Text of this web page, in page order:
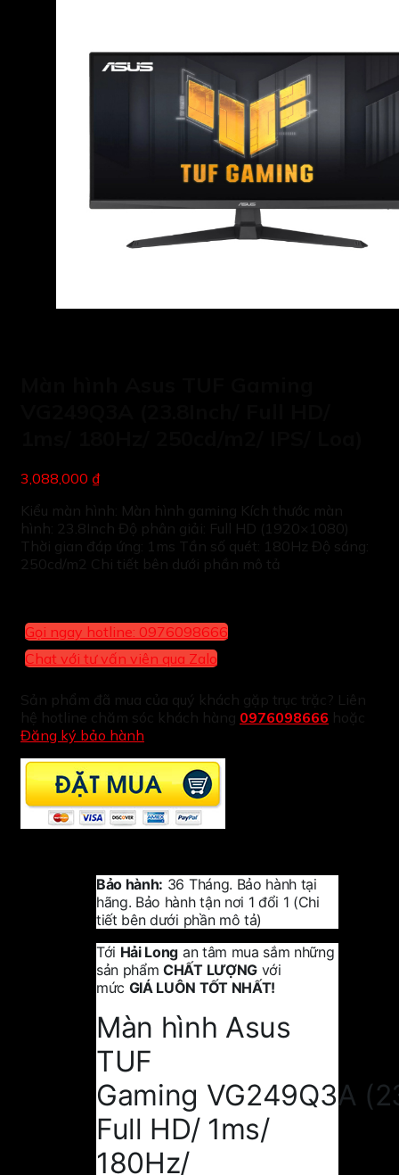
3,088,000 ₫
Kiểu màn hình: Màn hình gaming Kích thước màn
hình: 23.8Inch Độ phân giải: Full HD (1920×1080)
Thời gian đáp ứng: 1ms Tần số quét: 180Hz Độ sáng:
250cd/m2 Chi tiết bên dưới phần mô tả
Gọi ngay hotline: 0976098666
Chat với tư vấn viên qua Zalo
Sản phẩm đã mua của quý khách gặp trục trặc? Liên
hệ hotline chăm sóc khách hàng 0976098666 hoặc
Đăng ký bảo hành
Bảo hành: 36 Tháng. Bảo hành tại
hãng. Bảo hành tận nơi 1 đổi 1 (Chi
tiết bên dưới phần mô tả)
Tới Hải Long an tâm mua sắm những
sản phẩmCHẤT LƯỢNGvới
mức GIÁ LUÔN TỐT NHẤT!
Màn hình Asus
TUF
Gaming VG249Q3A
Full HD/ 1ms/
180Hz/